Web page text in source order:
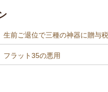
生前ご退位で三種の神器に贈与
フラット35の悪用